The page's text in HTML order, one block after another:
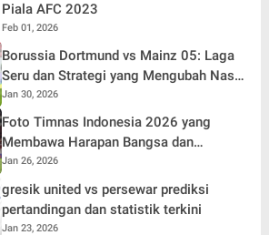
Piala AFC 2023
Feb 01, 2026
Borussia Dortmund vs Mainz 05: Laga
Seru dan Strategi yang Mengubah Nasib
Tim
Jan 30, 2026
Foto Timnas Indonesia 2026 yang
Membawa Harapan Bangsa dan
Semangat Pecinta Sepak Bola Nasional
Jan 26, 2026
gresik united vs persewar prediksi
pertandingan dan statistik terkini
Jan 23, 2026